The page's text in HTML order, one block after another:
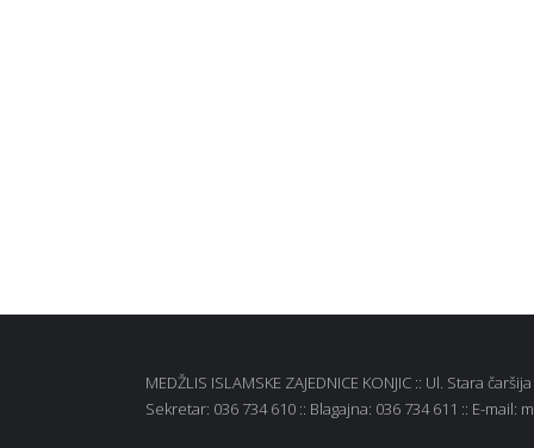
MEDŽLIS ISLAMSKE ZAJEDNICE KONJIC :: Ul. Stara
Sekretar: 036 734 610 :: Blagajna: 036 734 611 :: E-mail: